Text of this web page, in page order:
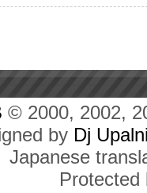
© 2000, 2002,
by Dj
Japanese